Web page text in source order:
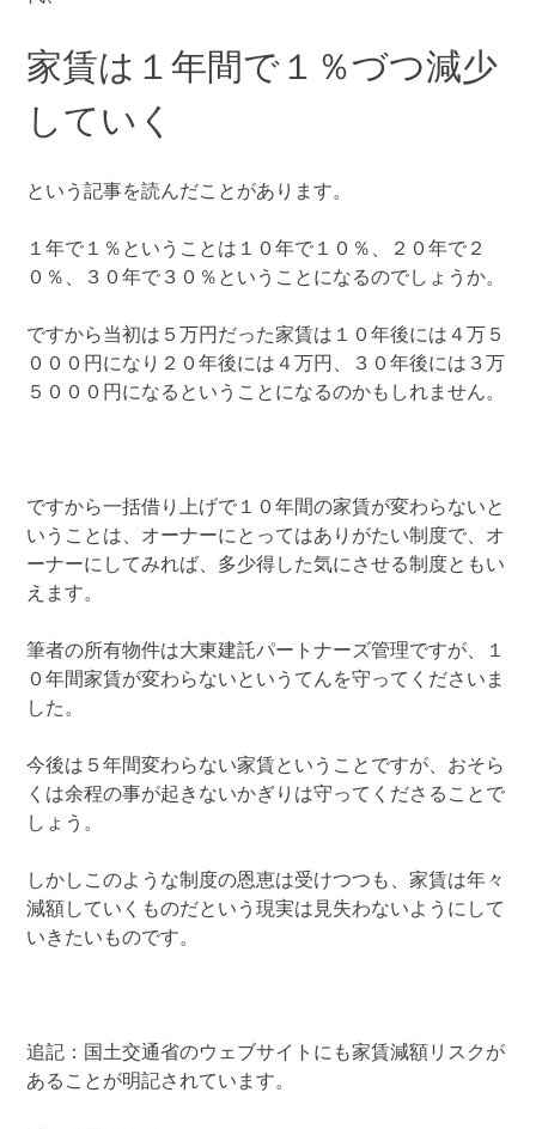
家賃は１年間で１％づつ減少
していく
という記事を読んだことがあります。
１年で１％ということは１０年で１０％、２０年で２
０％、３０年で３０％ということになるのでしょうか。
ですから当初は５万円だった家賃は１０年後には４万５
０００円になり２０年後には４万円、３０年後には３万
５０００円になるということになるのかもしれません。
ですから一括借り上げで１０年間の家賃が変わらないと
いうことは、オーナーにとってはありがたい制度で、オ
ーナーにしてみれば、多少得した気にさせる制度ともい
えます。
筆者の所有物件は大東建託パートナーズ管理ですが、１
０年間家賃が変わらないというてんを守ってくださいま
した。
今後は５年間変わらない家賃ということですが、おそら
くは余程の事が起きないかぎりは守ってくださることで
しょう。
しかしこのような制度の恩恵は受けつつも、家賃は年々
減額していくものだという現実は見失わないようにして
いきたいものです。
追記：国土交通省のウェブサイトにも家賃減額リスクが
あることが明記されています。